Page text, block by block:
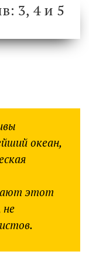
3, 4 и 5
океан,
этот
не